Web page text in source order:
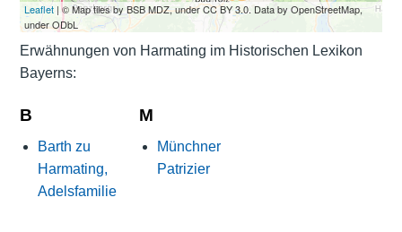
Leaflet| © Map tiles by BSB MDZ, under CC BY 3.0. Data by OpenStreetMap,
under ODbL
Erwähnungen von Harmating im Historischen Lexikon
Bayerns:
B
Barth zu
Harmating,
Adelsfamilie
M
Münchner
Patrizier